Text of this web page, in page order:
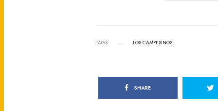
TAGS LOS CAMPESINOS!
SHARE